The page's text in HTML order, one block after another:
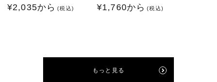
通
¥2,035から (税込)
通
¥1,760から (税込)
もっと見る